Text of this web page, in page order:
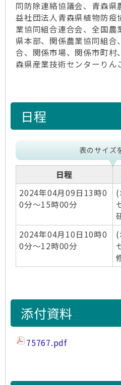
同防除連絡協議会、青森県
益社団法人青森県植物防疫
業協同組合連合会、全国農
県本部、関係農業協同組合
合、関係市場、関係市町村
森県産業技術センターりん
日程
表のサイズ
日程
2024年04月09日13時0
0分～15時00分
2024年04月10日10時0
0分～12時00分
添付資料
75767.pdf